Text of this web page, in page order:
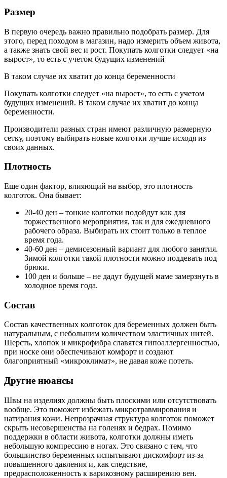
Размер
В первую очередь важно правильно подобрать размер. Для
этого, перед походом в магазин, надо измерить объем живота,
а также знать свой вес и рост. Покупать колготки следует «на
вырост», то есть с учетом будущих изменений
В таком случае их хватит до конца беременности
Покупать колготки следует «на вырост», то есть с учетом
будущих изменений. В таком случае их хватит до конца
беременности.
Производители разных стран имеют различную размерную
сетку, поэтому выбирать новые колготки лучше исходя из
своих данных.
Плотность
Еще один фактор, влияющий на выбор, это плотность
колготок. Она бывает:
20-40 ден – тонкие колготки подойдут как для
торжественного мероприятия, так и для ежедневного
рабочего образа. Выбирать их стоит только в теплое
время года.
40-60 ден – демисезонный вариант для любого занятия.
Зимой колготки такой плотности можно поддевать под
брюки.
100 ден и больше – не дадут будущей маме замерзнуть в
холодное время года.
Состав
Состав качественных колготок для беременных должен быть
натуральным, с небольшим количеством эластичных нитей.
Шерсть, хлопок и микрофибра славятся гипоаллергенностью,
при носке они обеспечивают комфорт и создают
благоприятный «микроклимат», не давая коже потеть.
Другие нюансы
Швы на изделиях должны быть плоскими или отсутствовать
вообще. Это поможет избежать микротравмирования и
натирания кожи. Непрозрачная структура колготок поможет
скрыть несовершенства на голенях и бедрах. Помимо
поддержки в области живота, колготки должны иметь
небольшую компрессию в ногах. Это связано с тем, что
большинство беременных испытывают дискомфорт из-за
повышенного давления и, как следствие,
предрасположенность к варикозному расширению вен.